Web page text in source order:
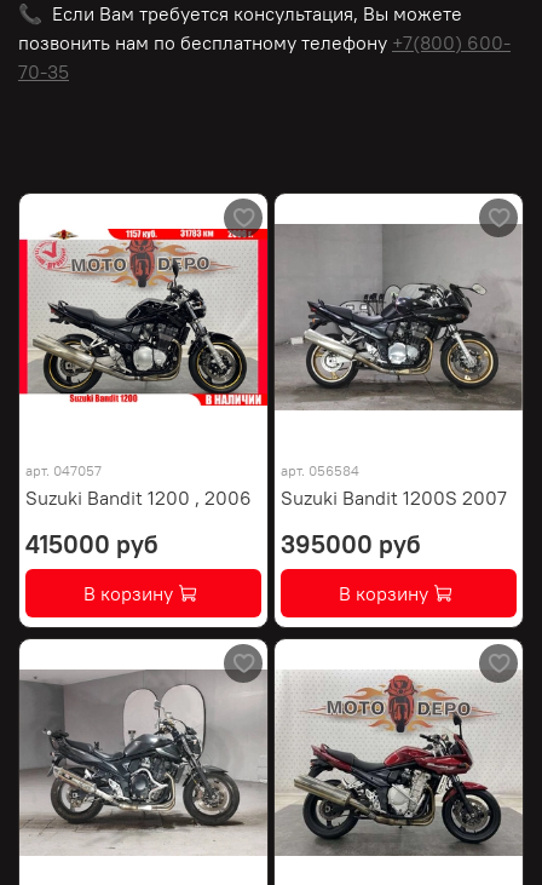
📞 Если Вам требуется консультация, Вы можете
позвонить нам по бесплатному телефону +7(800) 600-
70-35
арт. 047057
Suzuki Bandit 1200 , 2006
415000 руб
В корзину
арт. 056584
Suzuki Bandit 1200S 2007
395000 руб
В корзину